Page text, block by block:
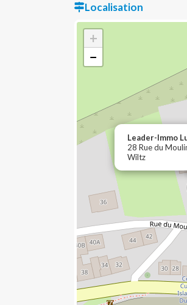
Localisation
Leader-Immo
28 Rue du
Wiltz
+
−